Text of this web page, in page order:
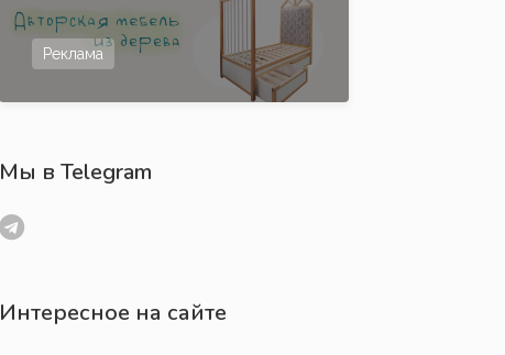
Реклама
Мы в Telegram
Интересное на сайте